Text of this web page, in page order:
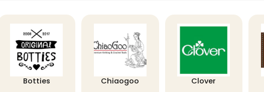
Botties Chiaogoo Clover